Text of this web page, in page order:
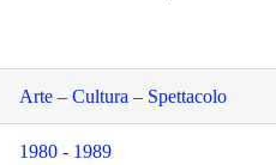
Arte – Cultura – Spettacolo
1980 - 1989